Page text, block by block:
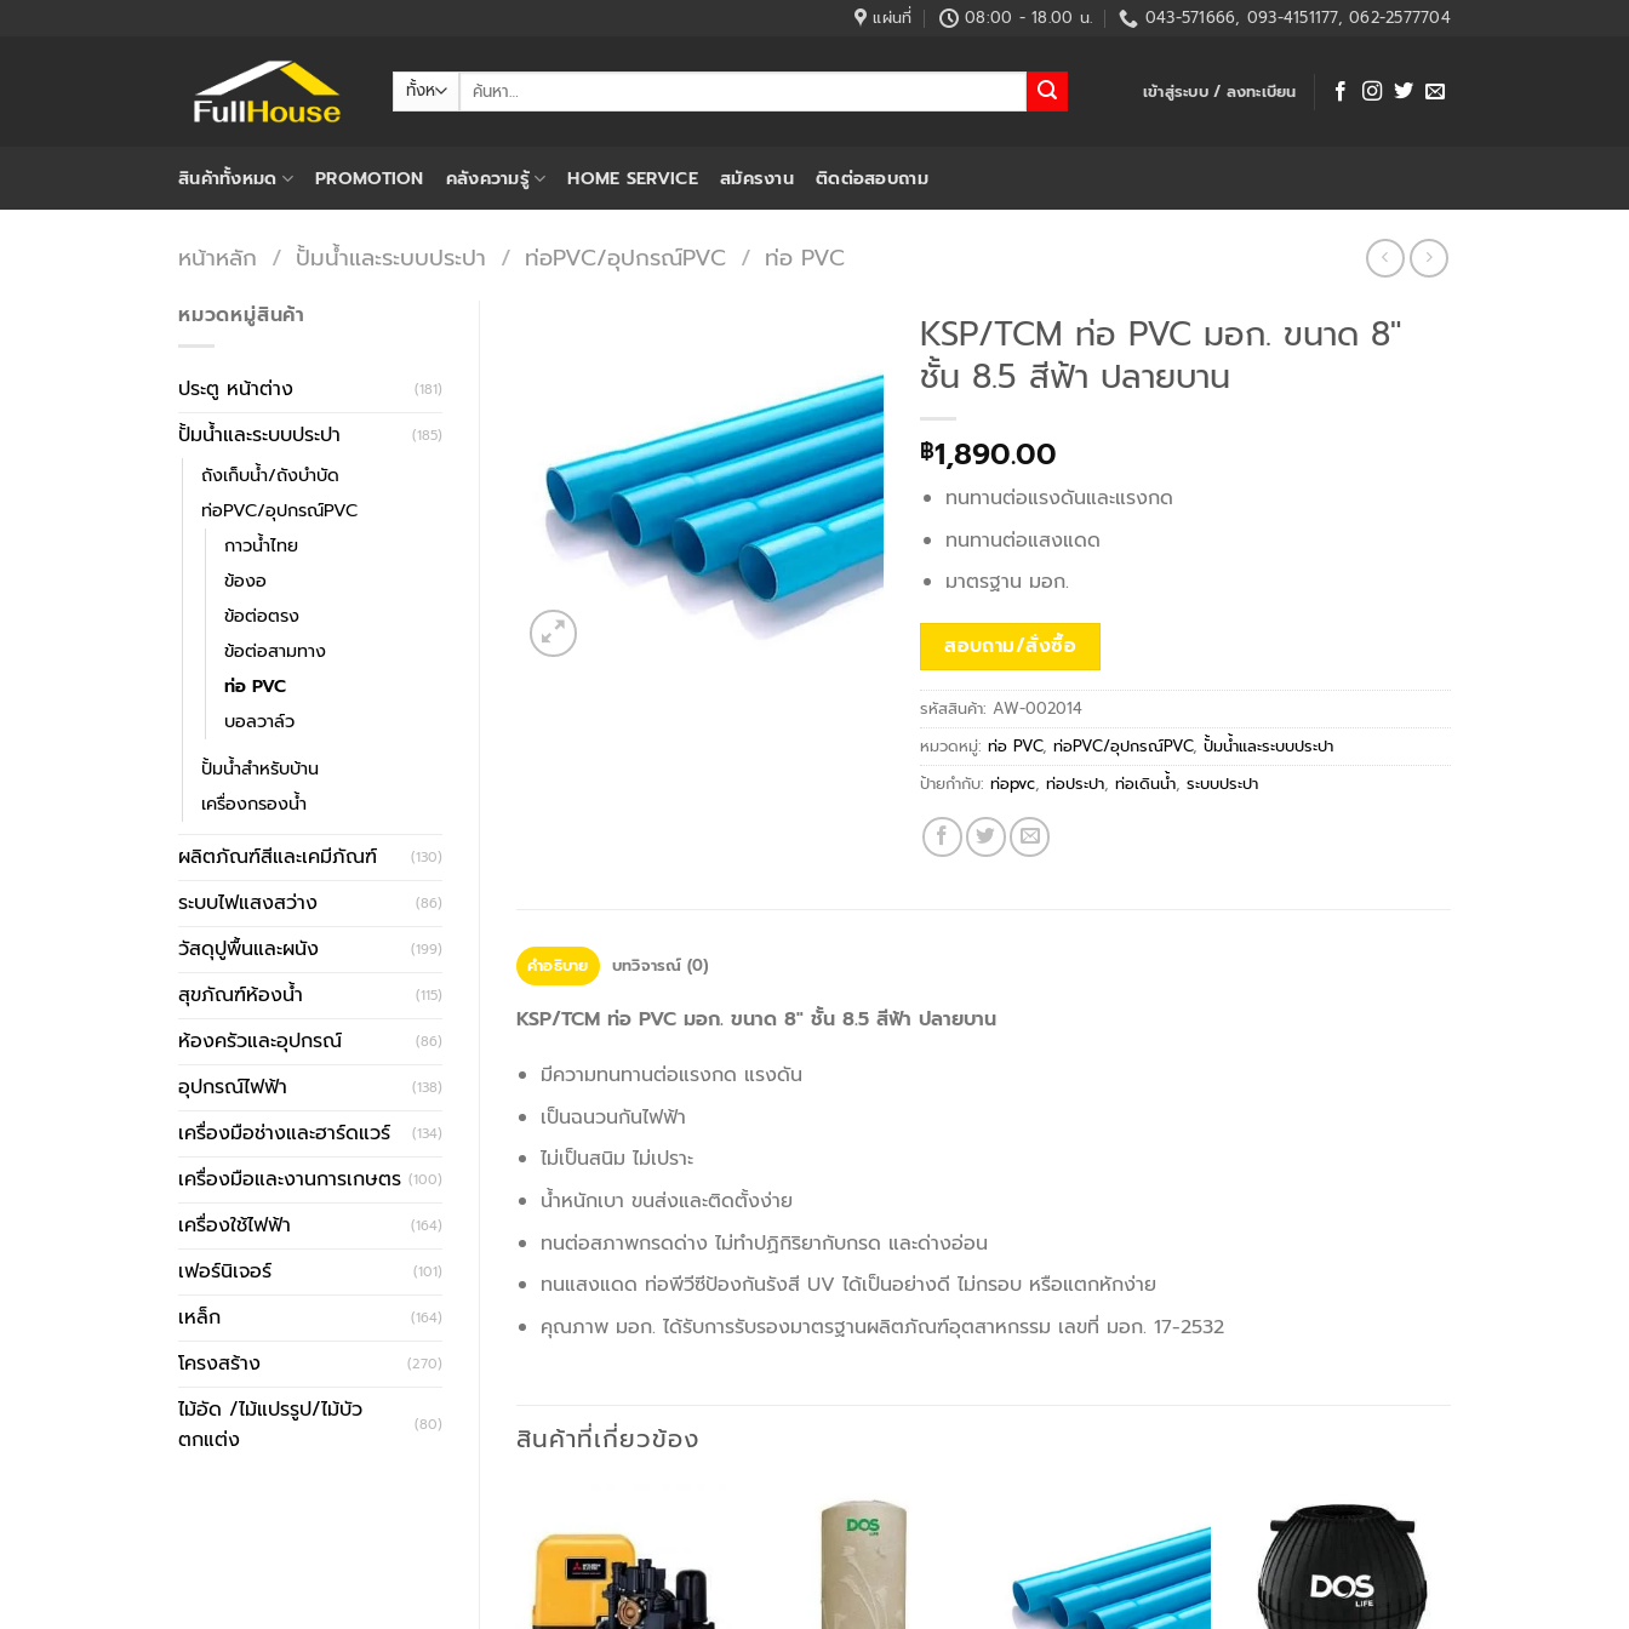
แผ่นที่ 08:00 - 18.00 น. 043-571666, 093-4151177, 062-2577704
ค้นหา: เข้าสู่ระบบ / ลงทะเบียน
สินค้าทั้งหมด PROMOTION คลังความรู้ HOME SERVICE สมัครงาน ติดต่อสอบถาม
หน้าหลัก / ปั้มน้ำและระบบประปา / ท่อPVC/อุปกรณ์PVC / ท่อ PVC
หมวดหมู่สินค้า
ประตู หน้าต่าง (181)
ปั้มน้ำและระบบประปา (185)
ถังเก็บน้ำ/ถังบำบัด
ท่อPVC/อุปกรณ์PVC
กาวน้ำไทย
ข้องอ
ข้อต่อตรง
ข้อต่อสามทาง
ท่อ PVC
บอลวาล์ว
ปั้มน้ำสำหรับบ้าน
เครื่องกรองน้ำ
ผลิตภัณฑ์สีและเคมีภัณฑ์ (130)
ระบบไฟแสงสว่าง (86)
วัสดุปูพื้นและผนัง (199)
สุขภัณฑ์ห้องน้ำ (115)
ห้องครัวและอุปกรณ์ (86)
อุปกรณ์ไฟฟ้า (138)
เครื่องมือช่างและฮาร์ดแวร์ (134)
เครื่องมือและงานการเกษตร (100)
เครื่องใช้ไฟฟ้า (164)
เฟอร์นิเจอร์ (101)
เหล็ก (164)
โครงสร้าง (270)
ไม้อัด /ไม้แปรรูป/ไม้บัว
ตกแต่ง
(80)
KSP/TCM ท่อ PVC มอก. ขนาด 8″
ชั้น 8.5 สีฟ้า ปลายบาน
฿1,890.00
ทนทานต่อแรงดันและแรงกด
ทนทานต่อแสงแดด
มาตรฐาน มอก.
สอบถาม/สั่งซื้อ
รหัสสินค้า:AW-002014
หมวดหมู่:ท่อ PVC,ท่อPVC/อุปกรณ์PVC,ปั้มน้ำและระบบประปา
ป้ายกำกับ:ท่อpvc,ท่อประปา,ท่อเดินน้ำ,ระบบประปา
คำอธิบาย บทวิจารณ์ (0)
KSP/TCM ท่อ PVC มอก. ขนาด 8″ ชั้น 8.5 สีฟ้า ปลายบาน
มีความทนทานต่อแรงกด แรงดัน
เป็นฉนวนกันไฟฟ้า
ไม่เป็นสนิม ไม่เปราะ
น้ำหนักเบา ขนส่งและติดตั้งง่าย
ทนต่อสภาพกรดด่าง ไม่ทำปฏิกิริยากับกรด และด่างอ่อน
ทนแสงแดด ท่อพีวีซีป้องกันรังสี UV ได้เป็นอย่างดี ไม่กรอบ หรือแตกหักง่าย
คุณภาพ มอก. ได้รับการรับรองมาตรฐานผลิตภัณฑ์อุตสาหกรรม เลขที่ มอก. 17-2532
สินค้าที่เกี่ยวข้อง